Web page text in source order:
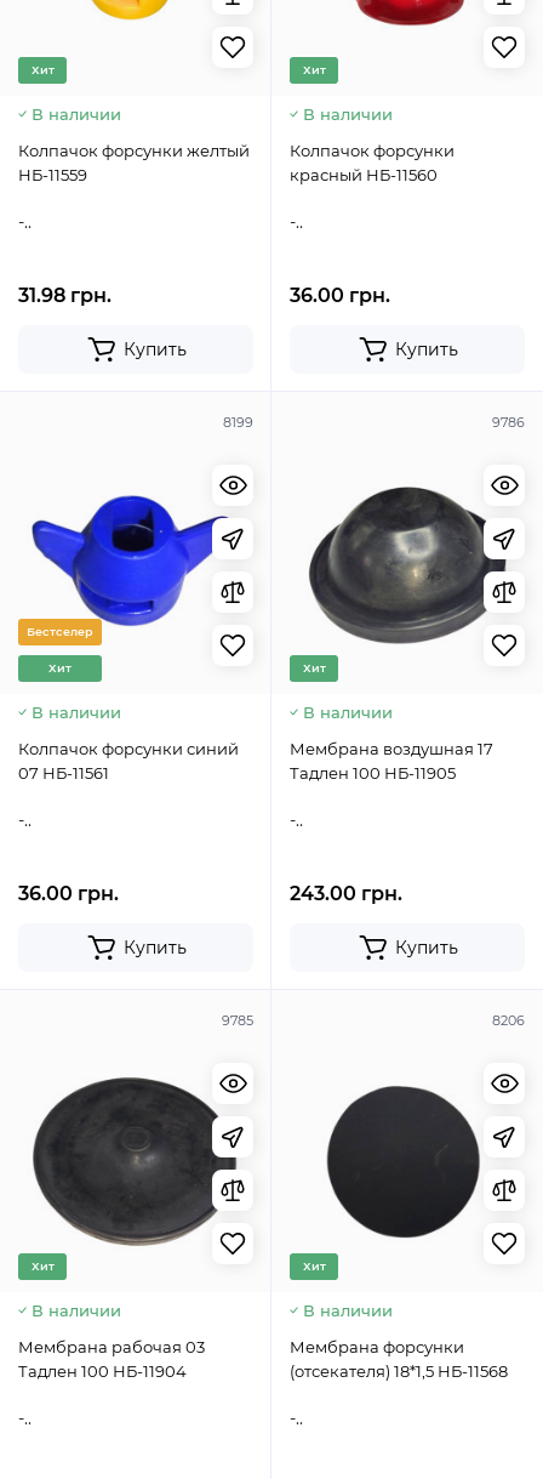
Хит
В наличии
Колпачок форсунки желтый
НБ-11559
-..
31.98 грн.
Купить
Хит
В наличии
Колпачок форсунки
красный НБ-11560
-..
36.00 грн.
Купить
8199
Бестселер
Хит
В наличии
Колпачок форсунки синий
07 НБ-11561
-..
36.00 грн.
Купить
9786
Хит
В наличии
Мембрана воздушная 17
Тадлен 100 НБ-11905
-..
243.00 грн.
Купить
9785
Хит
В наличии
Мембрана рабочая 03
Тадлен 100 НБ-11904
-..
8206
Хит
В наличии
Мембрана форсунки
(отсекателя) 18*1,5 НБ-11568
-..